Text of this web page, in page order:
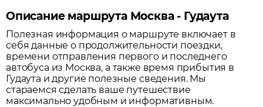
Описание маршрута Москва - Гудаута
Полезная информация о маршруте включает в
себя данные о продолжительности поездки,
времени отправления первого и последнего
автобуса из Москва, а также время прибытия в
Гудаута и другие полезные сведения. Мы
стараемся сделать ваше путешествие
максимально удобным и информативным.